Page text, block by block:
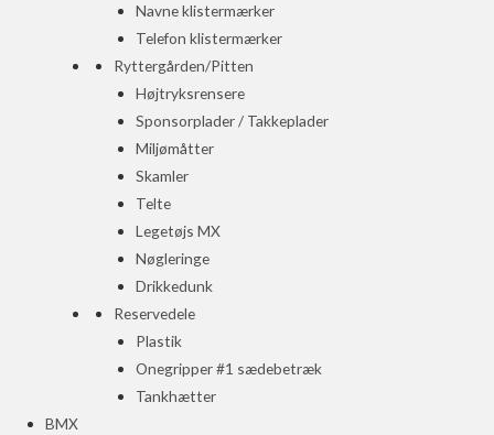
Navne klistermærker
Telefon klistermærker
Ryttergården/Pitten
Højtryksrensere
Sponsorplader / Takkeplader
Miljømåtter
Skamler
Telte
Legetøjs MX
Nøgleringe
Drikkedunk
Reservedele
Plastik
Onegripper #1 sædebetræk
Tankhætter
BMX